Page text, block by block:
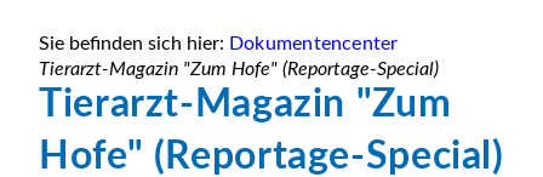
Sie befinden sich hier: Dokumentencenter
Tierarzt-Magazin "Zum Hofe" (Reportage-Special)
Tierarzt-Magazin "Zum
Hofe" (Reportage-Special)